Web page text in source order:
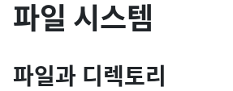
파일 시스템
파일과 디렉토리